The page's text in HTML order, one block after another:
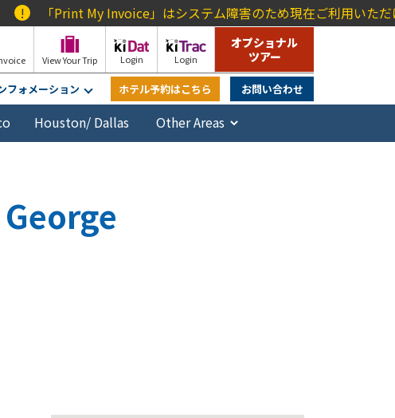
My Invoice」はシステム障害のため現在ご利用いただけません
View Your Trip Login Login
オプショナル
ツアー
フォメーション ホテル予約はこちら お問い合わせ
Houston/ Dallas